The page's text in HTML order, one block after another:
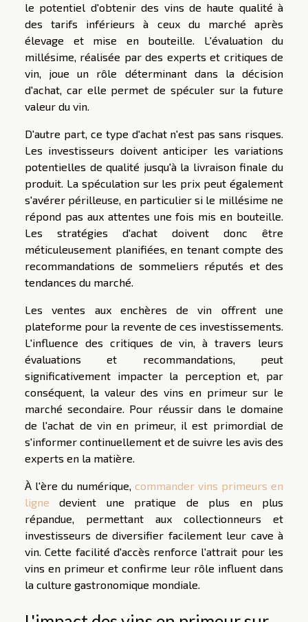
le potentiel d'obtenir des vins de haute qualité à
des tarifs inférieurs à ceux du marché après
élevage et mise en bouteille. L'évaluation du
millésime, réalisée par des experts et critiques de
vin, joue un rôle déterminant dans la décision
d'achat, car elle permet de spéculer sur la future
valeur du vin.
D'autre part, ce type d'achat n'est pas sans risques.
Les investisseurs doivent anticiper les variations
potentielles de qualité jusqu'à la livraison finale du
produit. La spéculation sur les prix peut également
s'avérer périlleuse, en particulier si le millésime ne
répond pas aux attentes une fois mis en bouteille.
Les stratégies d'achat doivent donc être
méticuleusement planifiées, en tenant compte des
recommandations de sommeliers réputés et des
tendances du marché.
Les ventes aux enchères de vin offrent une
plateforme pour la revente de ces investissements.
L'influence des critiques de vin, à travers leurs
évaluations et recommandations, peut
significativement impacter la perception et, par
conséquent, la valeur des vins en primeur sur le
marché secondaire. Pour réussir dans le domaine
de l'achat de vin en primeur, il est primordial de
s'informer continuellement et de suivre les avis des
experts en la matière.
À l'ère du numérique, commander vins primeurs en
ligne devient une pratique de plus en plus
répandue, permettant aux collectionneurs et
investisseurs de diversifier facilement leur cave à
vin. Cette facilité d'accès renforce l'attrait pour les
vins en primeur et confirme leur rôle influent dans
la culture gastronomique mondiale.